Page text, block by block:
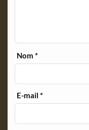
Nom*
E-mail*